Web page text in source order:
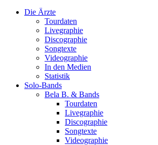
Die Ärzte
Tourdaten
Livegraphie
Discographie
Songtexte
Videographie
In den Medien
Statistik
Solo-Bands
Bela B. & Bands
Tourdaten
Livegraphie
Discographie
Songtexte
Videographie